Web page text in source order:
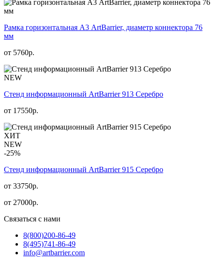
Рамка горизонтальная А3 ArtBarrier, диаметр коннектора 76
мм
от 5760р.
NEW
Стенд информационный АrtBarrier 913 Серебро
от 17550р.
ХИТ
NEW
-25%
Стенд информационный АrtBarrier 915 Серебро
от 33750р.
от 27000р.
Связаться с нами
8(800)200-86-49
8(495)741-86-49
info@artbarrier.com